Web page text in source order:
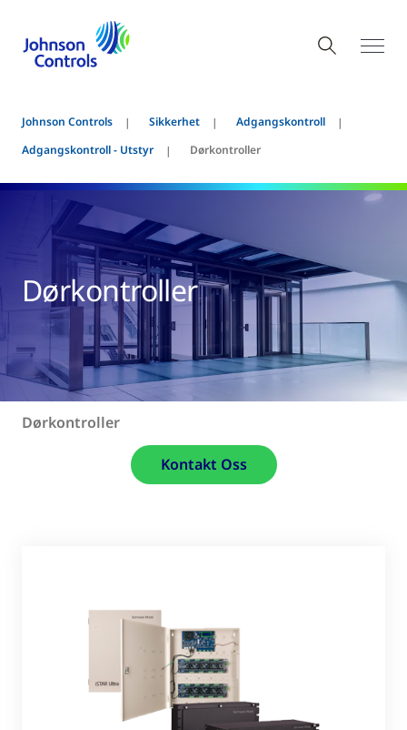
Johnson Controls Sikkerhet
Adgangskontroll
Adgangskontroll - Utstyr
Dørkontroller
Dørkontroller
Dørkontroller
Kontakt Oss